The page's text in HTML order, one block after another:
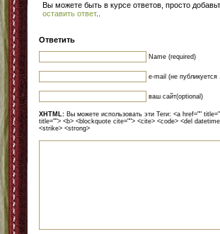
Вы можете быть в курсе ответов, просто
оставить ответ.
Ответить
Name (required)
e-mail (не публикуется
ваш сайт(optional)
XHTML: Вы можете использовать эти Теги: <a href=""
title=""> <b> <blockquote cite=""> <cite> <code> <del
<strike> <strong>